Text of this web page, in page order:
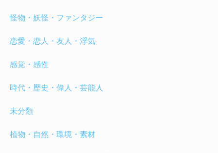
怪物・妖怪・ファンタジー
恋愛・恋人・友人・浮気
感覚・感性
時代・歴史・偉人・芸能人
未分類
植物・自然・環境・素材